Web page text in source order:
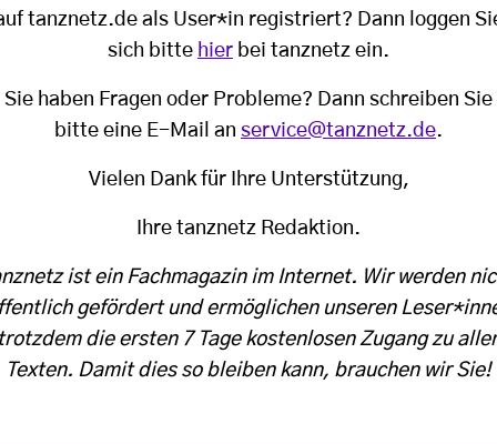
tanznetz.de als User*in registriert? Dann loggen
sich bitte hier bei tanznetz ein.
Sie haben Fragen oder Probleme? Dann schreiben Sie
bitte eine E-Mail an service@tanznetz.de.
Vielen Dank für Ihre Unterstützung,
Ihre tanznetz Redaktion.
ist ein Fachmagazin im Internet. Wir werden
gefördert und ermöglichen unseren
die ersten 7 Tage kostenlosen Zugang zu
Texten. Damit dies so bleiben kann, brauchen wir Sie!